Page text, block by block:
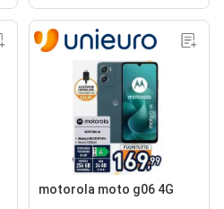
motorola moto g06 4G